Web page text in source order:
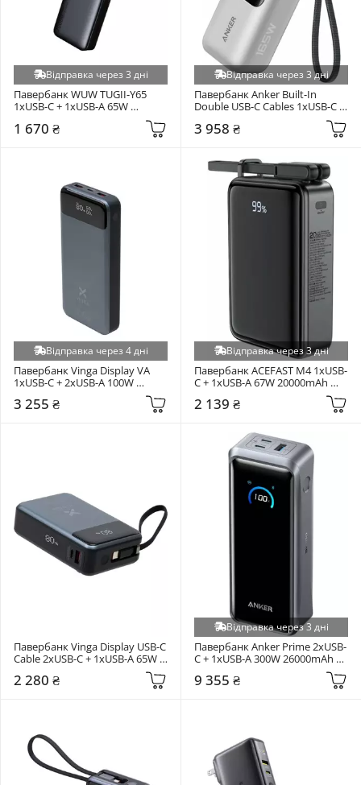
Відправка через 3 дні
Павербанк WUW TUGII-Y65
1xUSB-C + 1xUSB-A 65W
(6917674147303)
1 670 ₴
Відправка через 3 дні
Павербанк Anker Built-In
Double USB-C Cables 1xUSB-C +
1xUSB-A 165W 25000mAh Silver
(A1695H41)
3 958 ₴
Відправка через 4 дні
Павербанк Vinga Display VA
1xUSB-C + 2xUSB-A 100W
30000mAh Gray (VPBB30100)
3 255 ₴
Відправка через 3 дні
Павербанк ACEFAST M4 1xUSB-
C + 1xUSB-A 67W 20000mAh
2 139 ₴
Павербанк Vinga Display USB-C
Cable 2xUSB-C + 1xUSB-A 65W
20000mAh Gray (VPBB2065C)
2 280 ₴
Відправка через 3 дні
Павербанк Anker Prime 2xUSB-
C + 1xUSB-A 300W 26000mAh
9 355 ₴